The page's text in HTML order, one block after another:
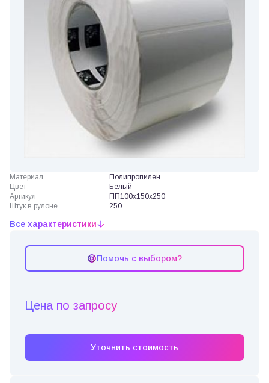
Материал
Полипропилен
Цвет
Белый
Артикул
ПП100х150х250
Штук в рулоне
250
Все характеристики
Помочь с выбором?
Цена по запросу
Уточнить стоимость